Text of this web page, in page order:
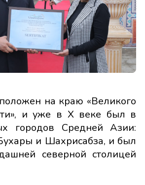
на краю «Великого
и уже в Х веке был в
городов Средней Азии:
и Шахрисабза, и был
северной столицей